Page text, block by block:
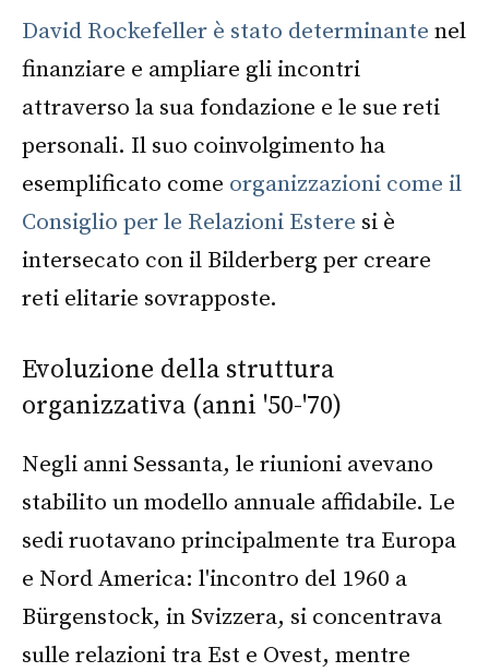
David Rockefeller è stato determinante nel
finanziare e ampliare gli incontri
attraverso la sua fondazione e le sue reti
personali. Il suo coinvolgimento ha
esemplificato come organizzazioni come il
Consiglio per le Relazioni Estere si è
intersecato con il Bilderberg per creare
reti elitarie sovrapposte.
Evoluzione della struttura
organizzativa (anni '50-'70)
Negli anni Sessanta, le riunioni avevano
stabilito un modello annuale affidabile. Le
sedi ruotavano principalmente tra Europa
e Nord America: l'incontro del 1960 a
Bürgenstock, in Svizzera, si concentrava
sulle relazioni tra Est e Ovest, mentre